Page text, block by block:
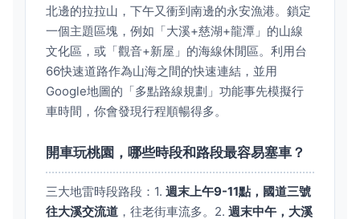
北邊的拉拉山，下午又衝到南邊的永安漁港。鎖定
一個主題區塊，例如「大溪+慈湖+龍潭」的山線
文化區，或「觀音+新屋」的海線休閒區。利用台
66快速道路作為山海之間的快速連結，並用
Google地圖的「多點路線規劃」功能事先模擬行
車時間，你會發現行程順暢得多。
開車玩桃園，哪些時段和路段最容易塞車？
三大地雷時段路段：1. 週末上午9-11點，國道三號
往大溪交流道 ，往老街車流多。2. 週末中午，大溪